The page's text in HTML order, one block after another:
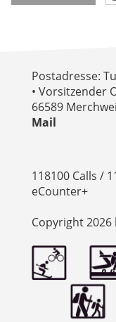
Postadresse:
• Vorsitzender
66589
Mail
118100 Calls /
eCounter+
Copyright 2026